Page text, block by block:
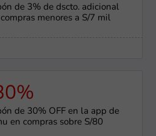
de 3% de dscto. adicional
menores a S/7 mil
de 30% OFF en la app de
en compras sobre S/80